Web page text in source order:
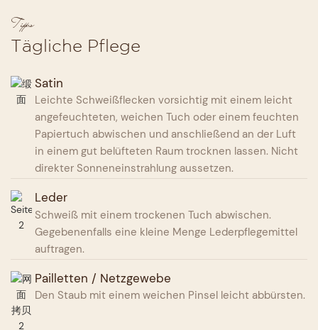
Tipps
Tägliche Pflege
Satin
Leichte Schweißflecken vorsichtig mit einem leicht
angefeuchteten, weichen Tuch oder einem feuchten
Papiertuch abwischen und anschließend an der Luft
in einem gut belüfteten Raum trocknen lassen. Nicht
direkter Sonneneinstrahlung aussetzen.
Leder
Schweiß mit einem trockenen Tuch abwischen.
Gegebenenfalls eine kleine Menge Lederpflegemittel
auftragen.
Pailletten / Netzgewebe
Den Staub mit einem weichen Pinsel leicht abbürsten.